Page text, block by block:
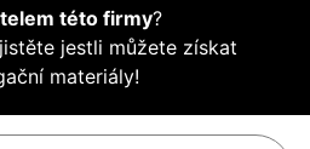
této firmy?
jestli můžete získat
materiály!